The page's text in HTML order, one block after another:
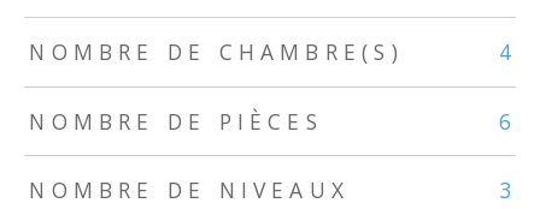
NOMBRE DE CHAMBRE(S) 4
NOMBRE DE PIÈCES 6
NOMBRE DE NIVEAUX 3